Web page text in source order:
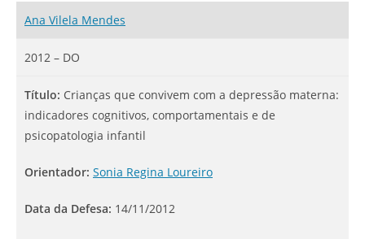
Ana Vilela Mendes
2012 – DO
Título: Crianças que convivem com a depressão materna:
indicadores cognitivos, comportamentais e de
psicopatologia infantil
Orientador: Sonia Regina Loureiro
Data da Defesa: 14/11/2012